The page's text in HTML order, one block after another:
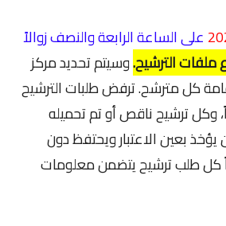
على الساعة الرابعة والنصف زوالاً
ملفات الترشيح.وسيتم تحديد مركز
كل مترشح. ترفض طلبات الترشيح
وكل ترشيح ناقص أو تم تحميله
بعين الاعتبار ويحتفظ دون
كل طلب ترشيح يتضمن معلومات